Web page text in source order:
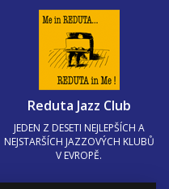
Reduta Jazz Club
JEDEN Z DESETI NEJLEPŠÍCH A
NEJSTARŠÍCH JAZZOVÝCH KLUBŮ
V EVROPĚ.